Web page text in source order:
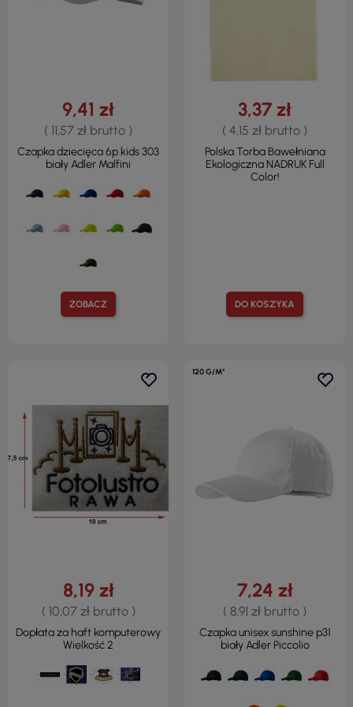
ZOBACZ
9,41 zł
( 11,57 zł brutto )
Czapka dziecięca 6p kids 303
biały Adler Malfini
DO KOSZYKA
3,37 zł
( 4,15 zł brutto )
Polska Torba Bawełniana
Ekologiczna NADRUK Full
Color!
8,19 zł
( 10,07 zł brutto )
Dopłata za haft komputerowy
Wielkość 2
120 G/M²
7,24 zł
( 8,91 zł brutto )
Czapka unisex sunshine p31
biały Adler Piccolio